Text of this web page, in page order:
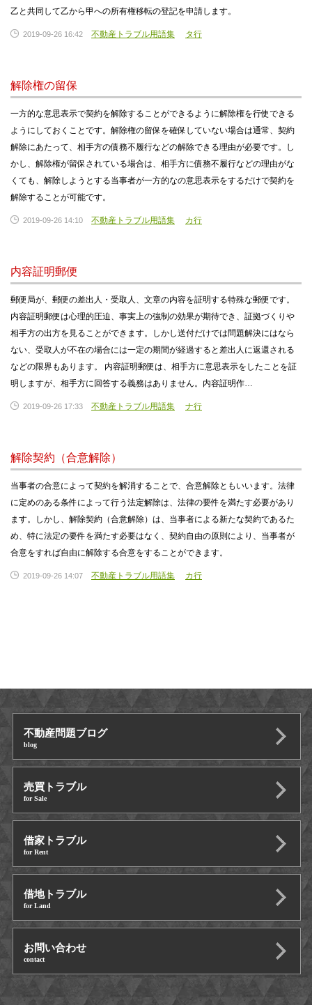
乙と共同して乙から甲への所有権移転の登記を申請します。
2019-09-26 16:42 不動産トラブル用語集 タ行
解除権の留保
一方的な意思表示で契約を解除することができるように解除権を行使できる
ようにしておくことです。解除権の留保を確保していない場合は通常、契約
解除にあたって、相手方の債務不履行などの解除できる理由が必要です。し
かし、解除権が留保されている場合は、相手方に債務不履行などの理由がな
くても、解除しようとする当事者が一方的なの意思表示をするだけで契約を
解除することが可能です。
2019-09-26 14:10 不動産トラブル用語集 カ行
内容証明郵便
郵便局が、郵便の差出人・受取人、文章の内容を証明する特殊な郵便です。
内容証明郵便は心理的圧迫、事実上の強制の効果が期待でき、証拠づくりや
相手方の出方を見ることができます。しかし送付だけでは問題解決にはなら
ない、受取人が不在の場合には一定の期間が経過すると差出人に返還される
などの限界もあります。 内容証明郵便は、相手方に意思表示をしたことを証
明しますが、相手方に回答する義務はありません。内容証明作…
2019-09-26 17:33 不動産トラブル用語集 ナ行
解除契約（合意解除）
当事者の合意によって契約を解消することで、合意解除ともいいます。法律
に定めのある条件によって行う法定解除は、法律の要件を満たす必要があり
ます。しかし、解除契約（合意解除）は、当事者による新たな契約であるた
め、特に法定の要件を満たす必要はなく、契約自由の原則により、当事者が
合意をすれば自由に解除する合意をすることができます。
2019-09-26 14:07 不動産トラブル用語集 カ行
不動産問題ブログ
blog
売買トラブル
for Sale
借家トラブル
for Rent
借地トラブル
for Land
お問い合わせ
contact